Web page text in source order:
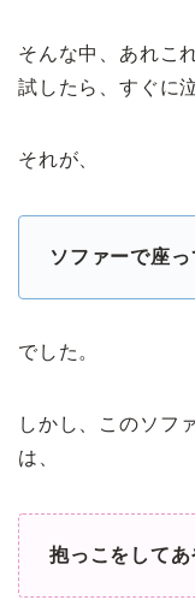
そんな中、あれこ
試したら、すぐに
それが、
ソファーで座
でした。
しかし、このソフ
は、
抱っこをしてあ